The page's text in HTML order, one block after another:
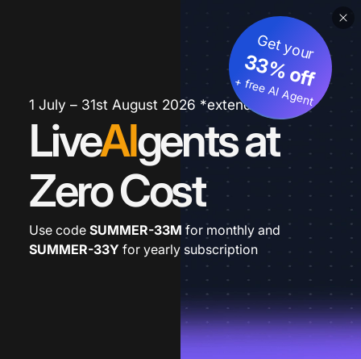
1 July – 31st August 2026 *extended
LiveAIgents at
Zero Cost
Get your
33% off
+ free AI Agent
Use code SUMMER-33M for monthly and
SUMMER-33Y for yearly subscription